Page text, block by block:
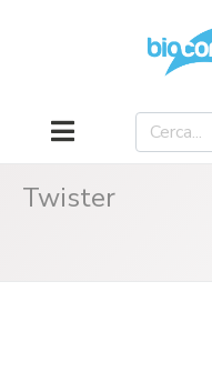
Twister